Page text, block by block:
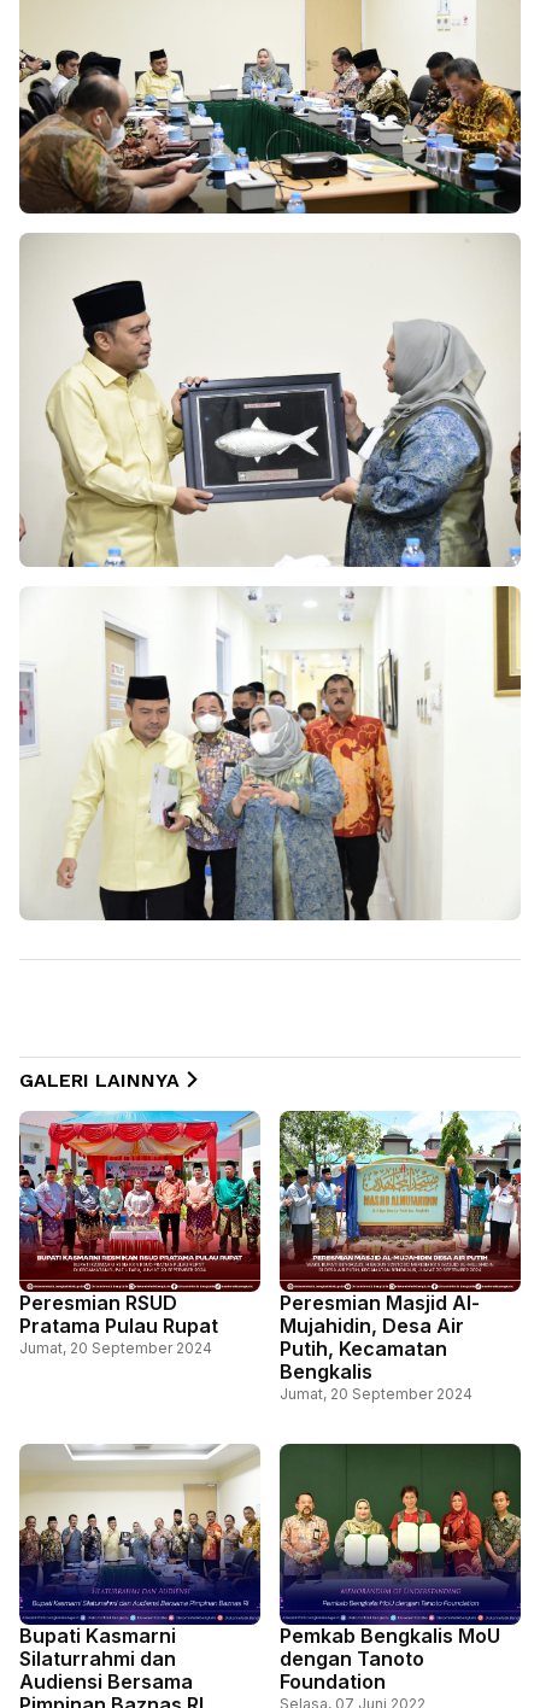
GALERI LAINNYA
Peresmian RSUD
Pratama Pulau Rupat
Jumat, 20 September 2024
Peresmian Masjid Al-
Mujahidin, Desa Air
Putih, Kecamatan
Bengkalis
Jumat, 20 September 2024
Bupati Kasmarni
Silaturrahmi dan
Audiensi Bersama
Pemkab Bengkalis MoU
dengan Tanoto
Foundation
Selasa, 07 Juni 2022